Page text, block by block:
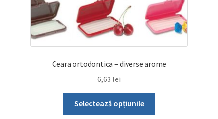
Ceara ortodontica – diverse arome
6,63 lei
Selectează opțiunile